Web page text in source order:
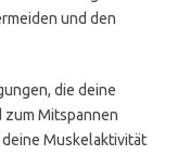
und den
die deine
zum Mitspannen
Muskelaktivität